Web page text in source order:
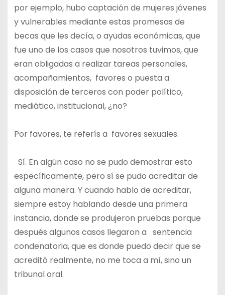
por ejemplo, hubo captación de mujeres jóvenes
y vulnerables mediante estas promesas de
becas que les decía, o ayudas económicas, que
fue uno de los casos que nosotros tuvimos, que
eran obligadas a realizar tareas personales,
acompañamientos, favores o puesta a
disposición de terceros con poder político,
mediático, institucional, ¿no?
Por favores, te referís a favores sexuales.
Sí. En algún caso no se pudo demostrar esto
específicamente, pero sí se pudo acreditar de
alguna manera. Y cuando hablo de acreditar,
siempre estoy hablando desde una primera
instancia, donde se produjeron pruebas porque
después algunos casos llegaron a sentencia
condenatoria, que es donde puedo decir que se
acreditó realmente, no me toca a mí, sino un
tribunal oral.